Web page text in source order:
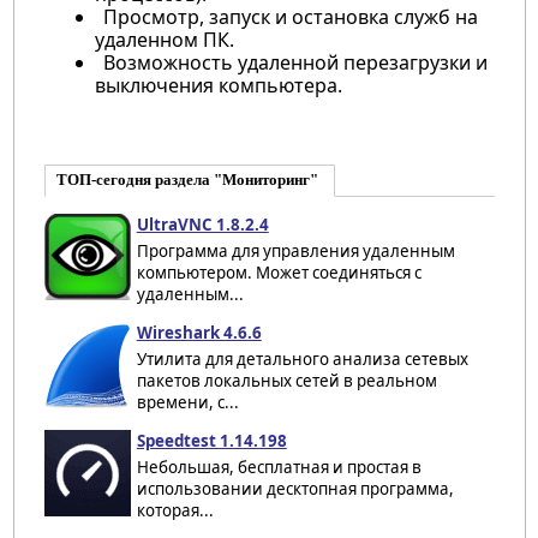
Просмотр, запуск и остановка служб на
удаленном ПК.
Возможность удаленной перезагрузки и
выключения компьютера.
ТОП-сегодня раздела "Мониторинг"
UltraVNC 1.8.2.4
Программа для управления удаленным
компьютером. Может соединяться с
удаленным...
Wireshark 4.6.6
Утилита для детального анализа сетевых
пакетов локальных сетей в реальном
времени, с...
Speedtest 1.14.198
Небольшая, бесплатная и простая в
использовании десктопная программа,
которая...